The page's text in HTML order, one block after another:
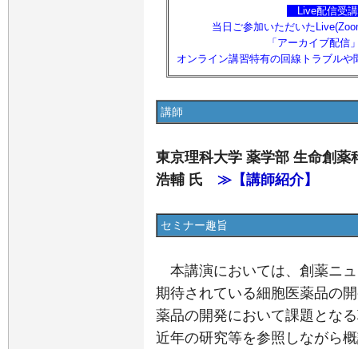
Live配信受
当日ご参加いただいた
「アーカイブ配信
オンライン講習特有の回線トラブル
講師
東京理科大学 薬学部 生命創
浩輔 氏 ≫【講師紹介】
セミナー趣旨
本講演においては、創薬ニ
期待されている細胞医薬品の
薬品の開発において課題とな
近年の研究等を参照しながら